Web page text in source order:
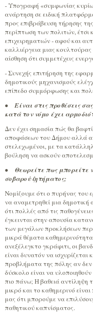
- Υπογραφή «συμφωνίας
ανάρτηση σε ειδική
προς επιβράβευση τήρησης
περίπτωση των πολιτών, έτσι
επιχειρηματιών - αφού και
καλλιέργεια μιας
αίσθηση ότι συμμετέχεις
- Συνεχής επιτήρηση της
δημοτικούς μηχανισμούς
επίπεδο συμμόρφωσης και
•
Είναι στις προθέσεις
κατά τον νόμο έχει
Δεν έχει σημασία πώς θα
αποφάσεων του Δήμου αλλά
στελεχωμένοι, με τα
βούληση να ασκούν
•
Θεωρείτε πως μπορείτε
σοβαρού ζητήματος;
Νομίζουμε ότι ο πυρήνας του
να αναμετρηθεί μια
ότι πολλές από τις
έγκεινται στην απουσία
των μεγάλων προκλήσεων
μικρά θέματα
ανεξέλεγκτο γκράφιτι, οι
είναι δυνατόν να
προβλήματα της πόλης αν δεν
δύσκολο είναι να
πιο πάνω; Η βαθειά αντίληψη
μικρό και το καθημερινό
μας ότι μπορούμε να
παθητικού καπνίσματος.